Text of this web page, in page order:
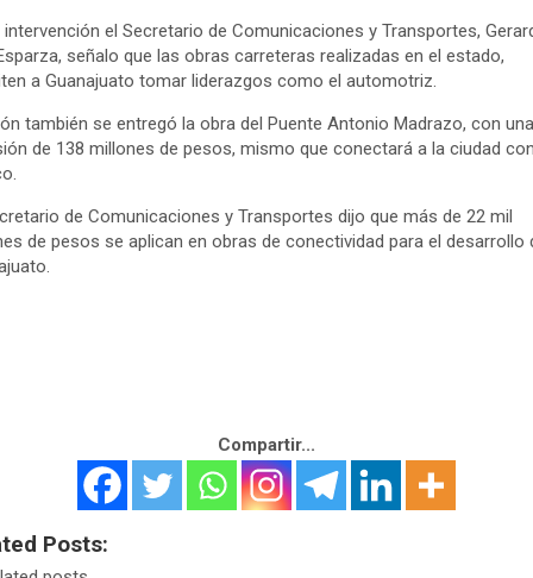
intervención el Secretario de Comunicaciones y Transportes,
señalo que las obras carreteras realizadas en el estado,
a Guanajuato tomar liderazgos como el automotriz.
también se entregó la obra del Puente Antonio Madrazo, con una
de 138 millones de pesos, mismo que conectará a la ciudad
de Comunicaciones y Transportes dijo que más de 22 mil
de pesos se aplican en obras de conectividad para el desarrollo
Compartir...
Posts: